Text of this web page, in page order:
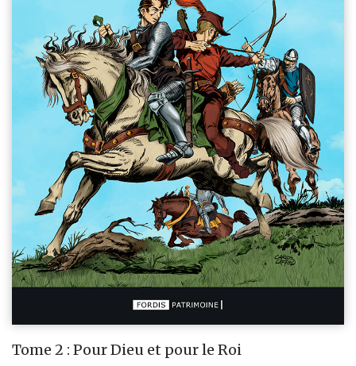
Tome 2 : Pour Dieu et pour le Roi